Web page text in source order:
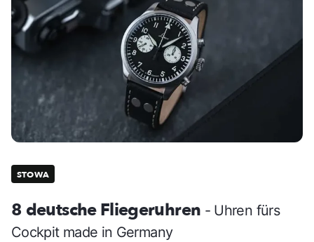
STOWA
8 deutsche Fliegeruhren - Uhren fürs
Cockpit made in Germany